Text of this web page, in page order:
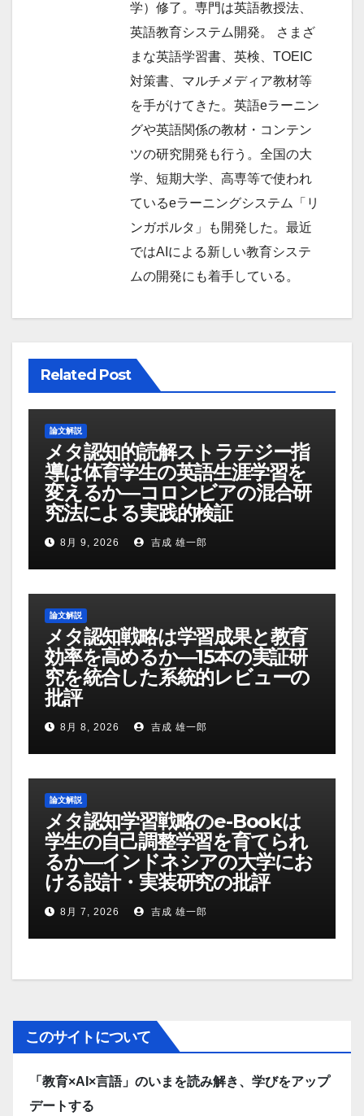
学）修了。専門は英語教授法、
英語教育システム開発。 さまざ
まな英語学習書、英検、TOEIC
対策書、マルチメディア教材等
を手がけてきた。英語eラーニン
グや英語関係の教材・コンテン
ツの研究開発も行う。全国の大
学、短期大学、高専等で使われ
ているeラーニングシステム「リ
ンガポルタ」も開発した。最近
ではAIによる新しい教育システ
ムの開発にも着手している。
Related Post
論文解説
メタ認知的読解ストラテジー指
導は体育学生の英語生涯学習を
変えるか―コロンビアの混合研
究法による実践的検証
8月 9, 2026 吉成 雄一郎
論文解説
メタ認知戦略は学習成果と教育
効率を高めるか―15本の実証研
究を統合した系統的レビューの
批評
8月 8, 2026 吉成 雄一郎
論文解説
メタ認知学習戦略のe-Bookは
学生の自己調整学習を育てられ
るか―インドネシアの大学にお
ける設計・実装研究の批評
8月 7, 2026 吉成 雄一郎
このサイトについて
「教育×AI×言語」のいまを読み解き、学びをアップ
デートする